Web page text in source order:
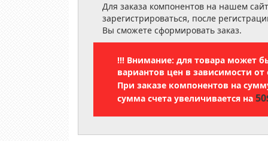
Для заказа компонентов на нашем
зарегистрироваться, после
Вы сможете сформировать заказ.
!!! Внимание: для товара может
вариантов цен в зависимости от
При заказе компонентов на
сумма счета увеличивается на